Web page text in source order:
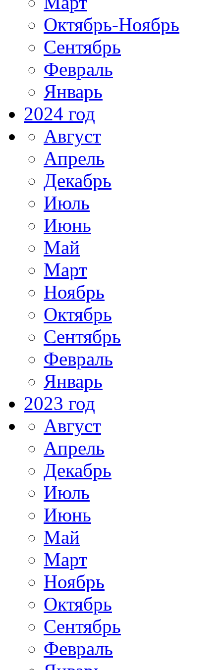
Октябрь-Ноябрь
Сентябрь
Февраль
Январь
2024 год
Август
Апрель
Декабрь
Июль
Июнь
Май
Март
Ноябрь
Октябрь
Сентябрь
Февраль
Январь
2023 год
Август
Апрель
Декабрь
Июль
Июнь
Май
Март
Ноябрь
Октябрь
Сентябрь
Февраль